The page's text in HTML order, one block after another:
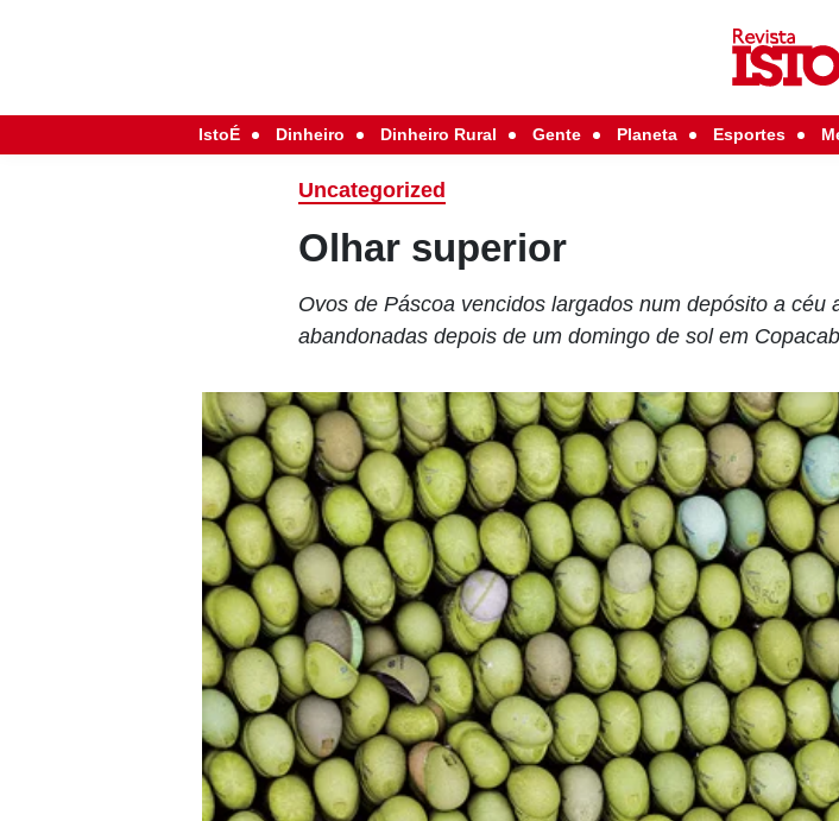
IstoÉ Dinheiro Dinheiro Rural Gente Planeta Esportes
Uncategorized
Olhar superior
Ovos de Páscoa vencidos largados num depósito a céu
abandonadas depois de um domingo de sol em